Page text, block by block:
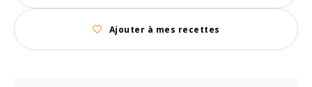
Ajouter à mes recettes